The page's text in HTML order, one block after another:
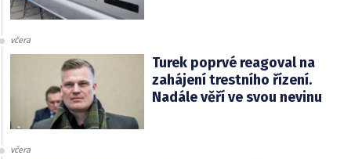
včera
Turek poprvé reagoval na
zahájení trestního řízení.
Nadále věří ve svou nevinu
včera